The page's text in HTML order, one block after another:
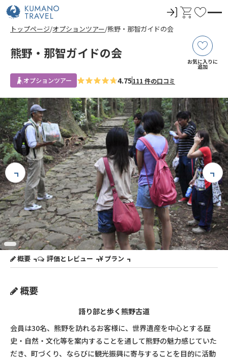
ロ
グ
イ
カ お
に
入
り
トップページ オプションツアー 熊野・那智ガイドの会
熊野・那智ガイドの会
お気に入りに
追加
オプションツアー 4.75111 件の口コミ
概要 評価とレビュー プラン
概要
語り部と歩く熊野古道
会員は30名、熊野を訪れるお客様に、世界遺産を中心とする歴
史・自然・文化等を案内することを通して熊野の魅力感じていた
だき、町づくり、ならびに観光振興に寄与することを目的に活動